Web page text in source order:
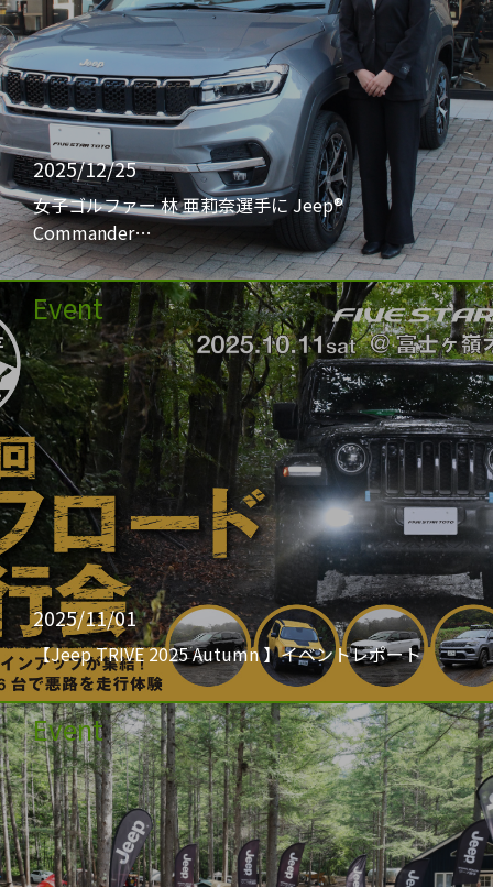
2025/12/25
女子ゴルファー 林 亜莉奈選手に Jeep®
Commander…
Event
2025/11/01
【Jeep TRIVE 2025 Autumn 】イベントレポート
Event